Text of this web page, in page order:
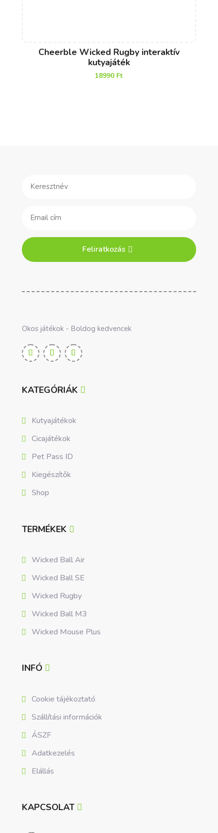
Cheerble Wicked Rugby interaktív
kutyajáték
18990 Ft
Feliratkozás
Okos játékok - Boldog kedvencek
KATEGÓRIÁK
Kutyajátékok
Cicajátékok
Pet Pass ID
Kiegészítők
Shop
TERMÉKEK
Wicked Ball Air
Wicked Ball SE
Wicked Rugby
Wicked Ball M3
Wicked Mouse Plus
INFÓ
Cookie tájékoztató
Szállítási információk
ÁSZF
Adatkezelés
Elállás
KAPCSOLAT